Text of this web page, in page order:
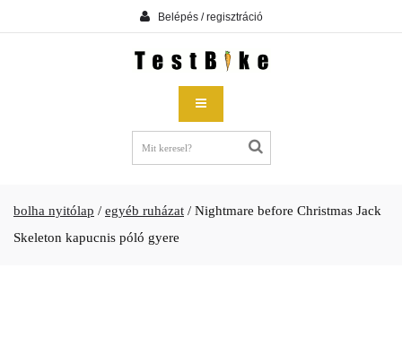
Belépés / regisztráció
bolha nyitólap / egyéb ruházat / Nightmare before Christmas Jack
Skeleton kapucnis póló gyere